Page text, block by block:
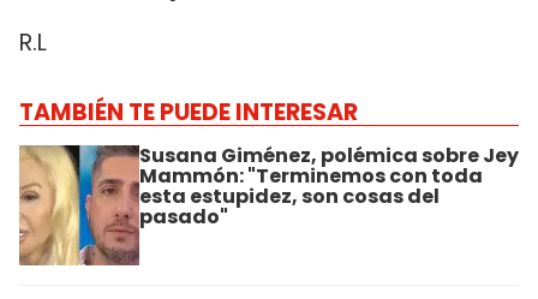
R.L
TAMBIÉN TE PUEDE INTERESAR
Susana Giménez, polémica sobre Jey
Mammón: "Terminemos con toda
esta estupidez, son cosas del
pasado"